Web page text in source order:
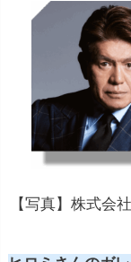
【写真】株式会